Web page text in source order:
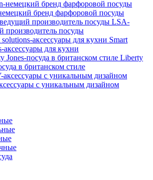
бренд фарфоровой посуды
LSA-
производитель посуды
Smart
аксессуары для кухни
Liberty
в британском стиле
с уникальным дизайном